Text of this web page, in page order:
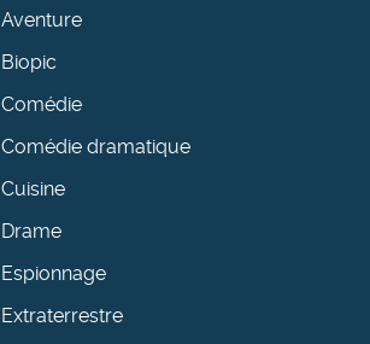
Aventure
Biopic
Comédie
Comédie dramatique
Cuisine
Drame
Espionnage
Extraterrestre